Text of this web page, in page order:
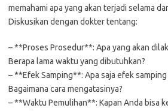
memahami apa yang akan terjadi selama
Diskusikan dengan dokter tentang:
– **Proses Prosedur**: Apa yang akan
Berapa lama waktu yang dibutuhkan?
– **Efek Samping**: Apa saja efek
Bagaimana cara mengatasinya?
– **Waktu Pemulihan**: Kapan Anda bisa